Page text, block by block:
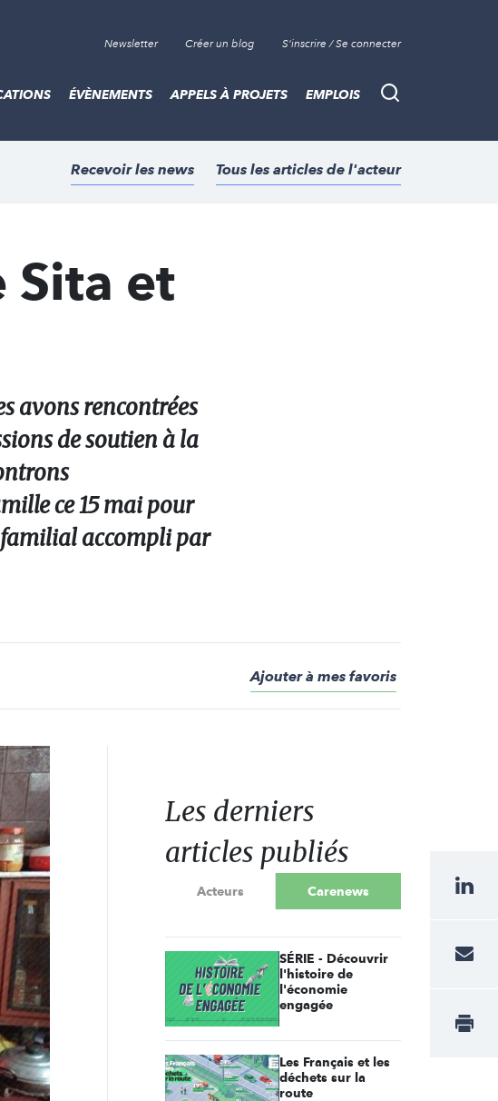
Newsletter Créer un blog S'inscrire / Se connecter
Recherche
ÉVÈNEMENTS APPELS À PROJETS EMPLOIS
Recevoir les news Tous les articles de l'acteur
Sita et
avons rencontrées
de soutien à la
ce 15 mai pour
familial accompli par
Ajouter à mes favoris
Les derniers
articles publiés
Acteurs Carenews
SÉRIE - Découvrir
l'histoire de
l'économie
engagée
Les Français et les
déchets sur la
route